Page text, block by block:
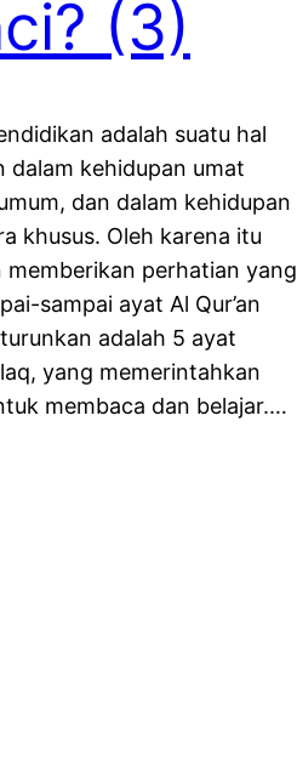
(3)
adalah suatu hal
dalam kehidupan umat
dan dalam kehidupan
khusus. Oleh karena itu
memberikan perhatian yang
sampai ayat Al Qur’an
adalah 5 ayat
yang memerintahkan
membaca dan belajar.…